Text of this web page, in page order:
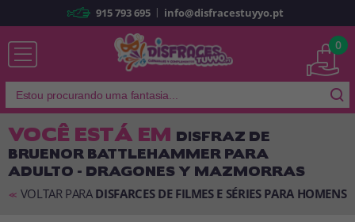
Já sou cliente
Lembrar-me Esqueceu sua senha?
ENTRAR
915 793 695 | info@disfracestuyyo.pt
0
VOCÊ ESTÁ EM DISFRAZ DE
BRUENOR BATTLEHAMMER PARA
ADULTO - DRAGONES Y MAZMORRAS
<< VOLTAR PARA DISFARCES DE FILMES E SÉRIES PARA HOMENS